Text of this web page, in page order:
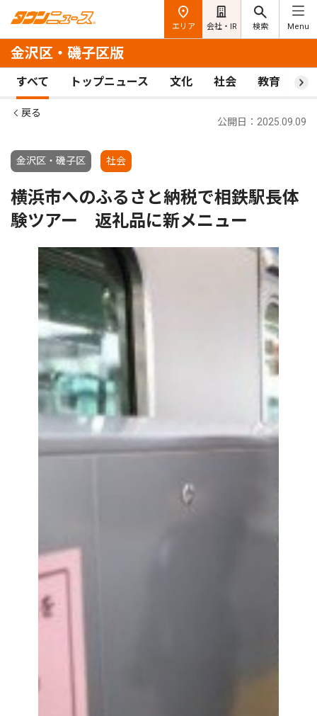
エリア 会社・IR 検索 Menu
金沢区・磯子区版
すべて トップニュース 文化 社会 教育 ス
戻る
金沢区・磯子区 社会
公開日：2025.09.09
横浜市へのふるさと納税で相鉄駅長体
験ツアー 返礼品に新メニュー